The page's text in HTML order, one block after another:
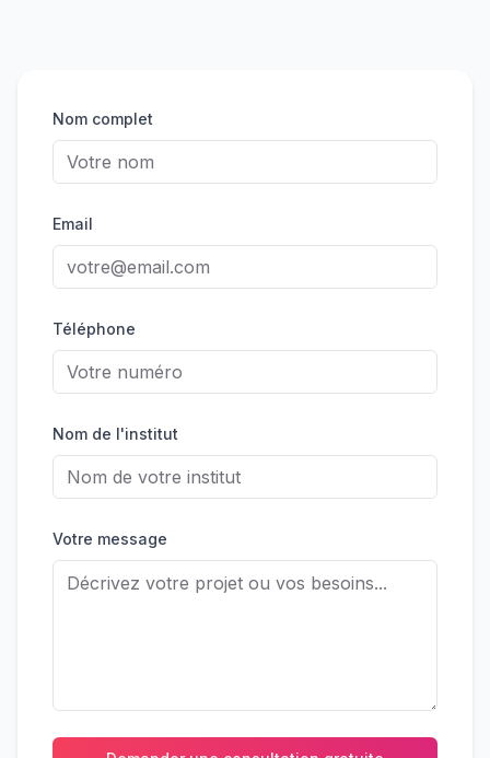
Nom complet
Email
Téléphone
Nom de l'institut
Votre message